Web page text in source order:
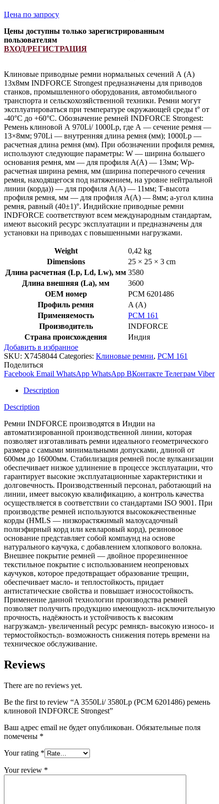
Цена по запросу
Цены доступны только зарегистрированным
пользователям
ВХОД/РЕГИСТРАЦИЯ
Клиновые приводные ремни нормальных сечений А (А)
13х8мм INDFORCE Strongest предназначены для приводов
станков, промышленного оборудования, автомобильного
транспорта и сельскохозяйственной техники. Ремни могут
эксплуатироваться при температуре окружающей среды t° от
-40°С до +60°С. Обозначение ремней INDFORCE Strongest:
Ремень клиновой А 970Li/ 1000Lp, где А — сечение ремня —
13×8мм; 970Li — внутренняя длина ремня (мм); 1000Lp —
расчетная длина ремня (мм). При обозначении профиля ремня,
используют следующие параметры: W — ширина большего
основания ремня, мм — для профиля А(А) — 13мм; Wp-
расчетная ширина ремня, мм (ширина поперечного сечения
ремня, находящегося под натяжением, на уровне нейтральной
линии (корда)) — для профиля А(А) — 11мм; Т-высота
профиля ремня, мм — для профиля А(А) — 8мм; a-угол клина
ремня, равный (40±1)°. Индийские приводные ремни
INDFORCE соответствуют всем международным стандартам,
имеют высокий ресурс эксплуатации и предназначены для
установки на приводах с повышенными нагрузками.
Weight
0,42 kg
Dimensions
25 × 25 × 3 cm
Длина расчетная (Lp, Ld, Lw), мм 3580
Длина внешняя (La), мм
3600
OEM номер
РСМ 6201486
Профиль ремня
A (A)
Применяемость
РСМ 161
Производитель
INDFORCE
Страна происхождения
Индия
Добавить в избранное
SKU: X7458044 Categories: Клиновые ремни, РСМ 161
Поделиться
Facebook Email WhatsApp WhatsApp ВКонтакте Телеграм Viber
Description
Description
Ремни INDFORCE производятся в Индии на
автоматизированной производственной линии, которая
позволяет изготавливать ремни идеального геометрического
размера с самыми минимальными допусками, длиной от
600мм до 16000мм. Стабилизация ремней после вулканизации
обеспечивает низкое удлинение в процессе эксплуатации, что
гарантирует высокие эксплуатационные характеристики и
долговечность. Производственный персонал, работающий на
линии, имеет высокую квалификацию, а контроль качества
осуществляется в соответствии со стандартами ISO 9001. При
производстве ремней используются высококачественные
корды (HMLS — низкорастяжимый малоусадочный
полиэфирный корд или кевларовый корд), резиновое
основание представляет собой компаунд на основе
натурального каучука, с добавлением хлопкового волокна.
Внешнее покрытие ремней — двойное прорезиненное
текстильное покрытие с использованием неопреновых
каучуков, которое предотвращает образование трещин,
обеспечивает масло- и теплостойкость, придает
антистатические свойства и повышает износостойкость.
Применение данной технологии производства ремней
позволяет получить продукцию имеющую:n- исключительную
прочность, надёжность и устойчивость к высоким
нагрузкам;n- увеличенный ресурс ремня;n- высокую износо- и
термостойкость;n- возможность снижения потерь времени на
техническое обслуживание.
Reviews
There are no reviews yet.
Be the first to review “A 3550Li/ 3580Lp (РСМ 6201486) ремень
клиновой INDFORCE Strongest”
Ваш адрес email не будет опубликован. Обязательные поля
помечены *
Your rating *
Your review *